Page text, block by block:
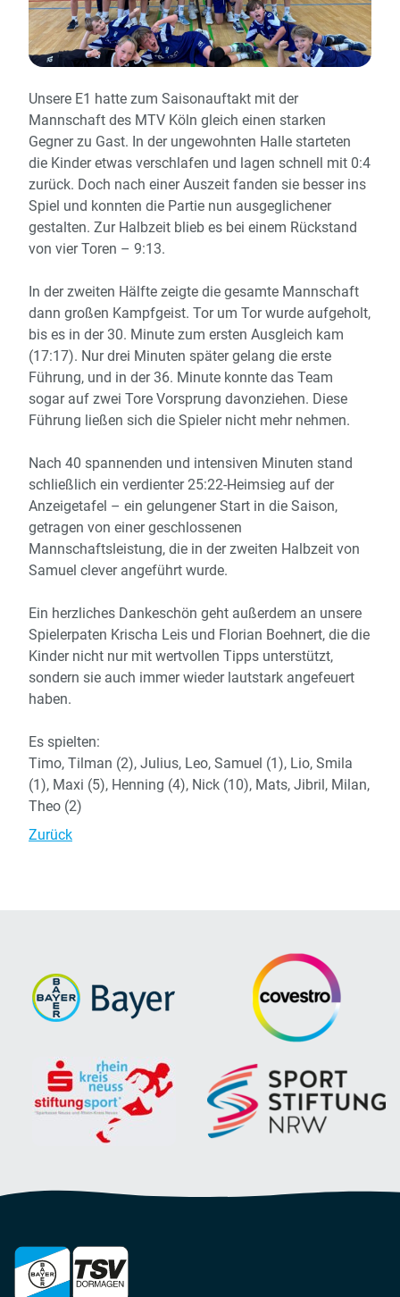
Unsere E1 hatte zum Saisonauftakt mit der
Mannschaft des MTV Köln gleich einen starken
Gegner zu Gast. In der ungewohnten Halle starteten
die Kinder etwas verschlafen und lagen schnell mit 0:4
zurück. Doch nach einer Auszeit fanden sie besser ins
Spiel und konnten die Partie nun ausgeglichener
gestalten. Zur Halbzeit blieb es bei einem Rückstand
von vier Toren – 9:13.
In der zweiten Hälfte zeigte die gesamte Mannschaft
dann großen Kampfgeist. Tor um Tor wurde aufgeholt,
bis es in der 30. Minute zum ersten Ausgleich kam
(17:17). Nur drei Minuten später gelang die erste
Führung, und in der 36. Minute konnte das Team
sogar auf zwei Tore Vorsprung davonziehen. Diese
Führung ließen sich die Spieler nicht mehr nehmen.
Nach 40 spannenden und intensiven Minuten stand
schließlich ein verdienter 25:22-Heimsieg auf der
Anzeigetafel – ein gelungener Start in die Saison,
getragen von einer geschlossenen
Mannschaftsleistung, die in der zweiten Halbzeit von
Samuel clever angeführt wurde.
Ein herzliches Dankeschön geht außerdem an unsere
Spielerpaten Krischa Leis und Florian Boehnert, die die
Kinder nicht nur mit wertvollen Tipps unterstützt,
sondern sie auch immer wieder lautstark angefeuert
haben.
Es spielten:
Timo, Tilman (2), Julius, Leo, Samuel (1), Lio, Smila
(1), Maxi (5), Henning (4), Nick (10), Mats, Jibril, Milan,
Theo (2)
Zurück